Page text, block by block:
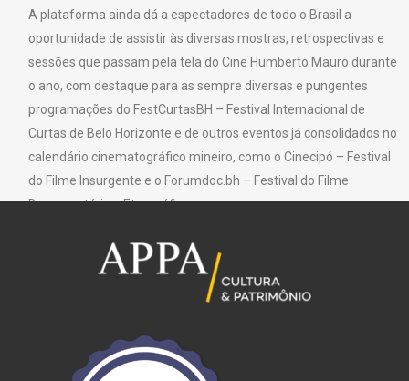
A plataforma ainda dá a espectadores de todo o Brasil a
oportunidade de assistir às diversas mostras, retrospectivas e
sessões que passam pela tela do Cine Humberto Mauro durante
o ano, com destaque para as sempre diversas e pungentes
programações do FestCurtasBH – Festival Internacional de
Curtas de Belo Horizonte e de outros eventos já consolidados no
calendário cinematográfico mineiro, como o Cinecipó – Festival
do Filme Insurgente e o Forumdoc.bh – Festival do Filme
Documentário e Etnográfico.
Texto: Fundação Clóvis Salgado